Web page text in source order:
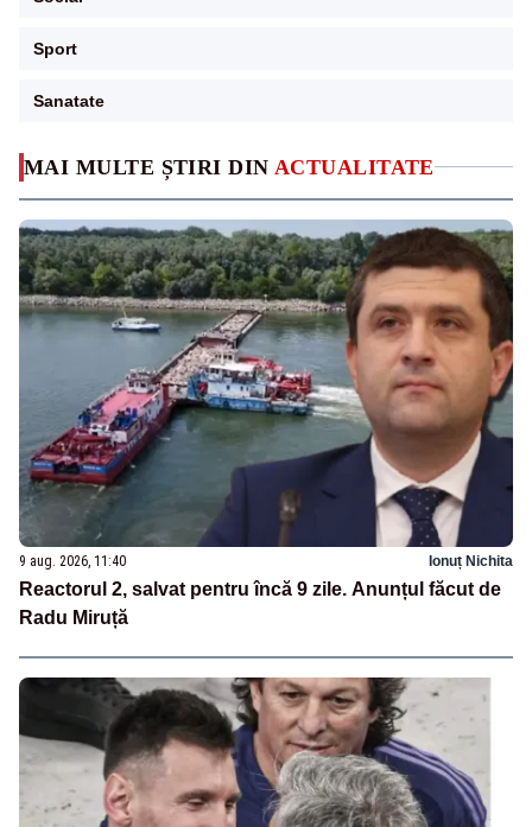
MAI MULTE ȘTIRI DIN ACTUALITATE
9 aug. 2026, 11:40 Ionuț Nichita
Reactorul 2, salvat pentru încă 9 zile. Anunțul făcut de
Radu Miruță
Sport
Sanatate